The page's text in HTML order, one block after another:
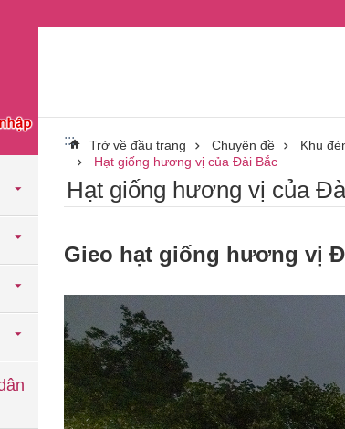
::: Trở về đầu trang Chuyên đề Khu
Hạt giống hương vị của Đài Bắc
Hạt giống hương vị của
Gieo hạt giống hương vị